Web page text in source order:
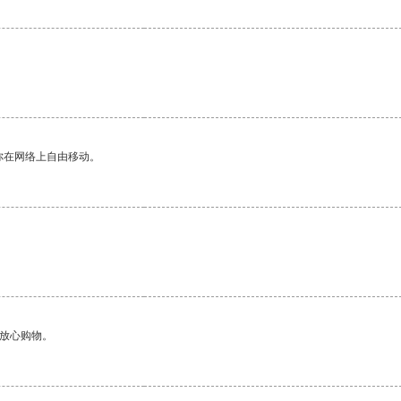
网络上自由移动。
心购物。